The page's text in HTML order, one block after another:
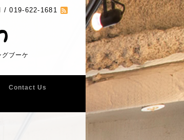
/019-622-1681
ブーケ
Contact Us